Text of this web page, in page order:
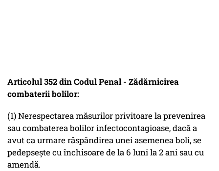
Articolul 352 din Codul Penal - Zădărnicirea
combaterii bolilor:
(1) Nerespectarea măsurilor privitoare la prevenirea
sau combaterea bolilor infectocontagioase, dacă a
avut ca urmare răspândirea unei asemenea boli, se
pedepsește cu închisoare de la 6 luni la 2 ani sau cu
amendă.